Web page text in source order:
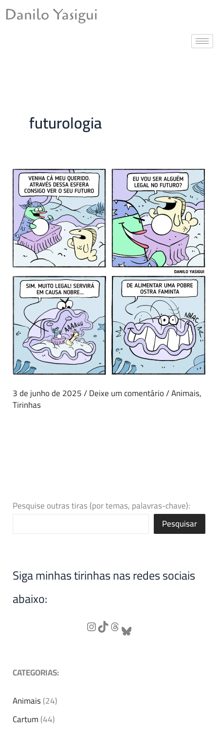
para
Danilo Yasigui
futurologia
3 de junho de 2025/Deixe um comentário/Animais,
Tirinhas
Pesquise outras tiras (por temas, palavras-chave):
Pesquisar
Siga minhas tirinhas nas redes sociais
abaixo:
CATEGORIAS:
Animais(24)
Cartum(44)